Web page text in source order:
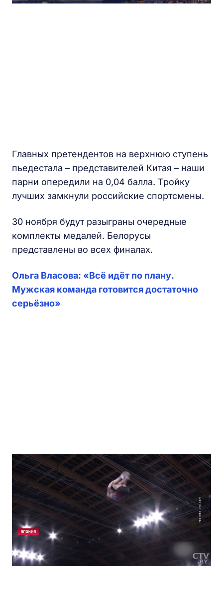
Главных претендентов на верхнюю ступень
пьедестала – представителей Китая – наши
парни опередили на 0,04 балла. Тройку
лучших замкнули российские спортсмены.
30 ноября будут разыграны очередные
комплекты медалей. Белорусы
представлены во всех финалах.
Ольга Власова: «Всё идёт по плану.
Мужская команда готовится достаточно
серьёзно»